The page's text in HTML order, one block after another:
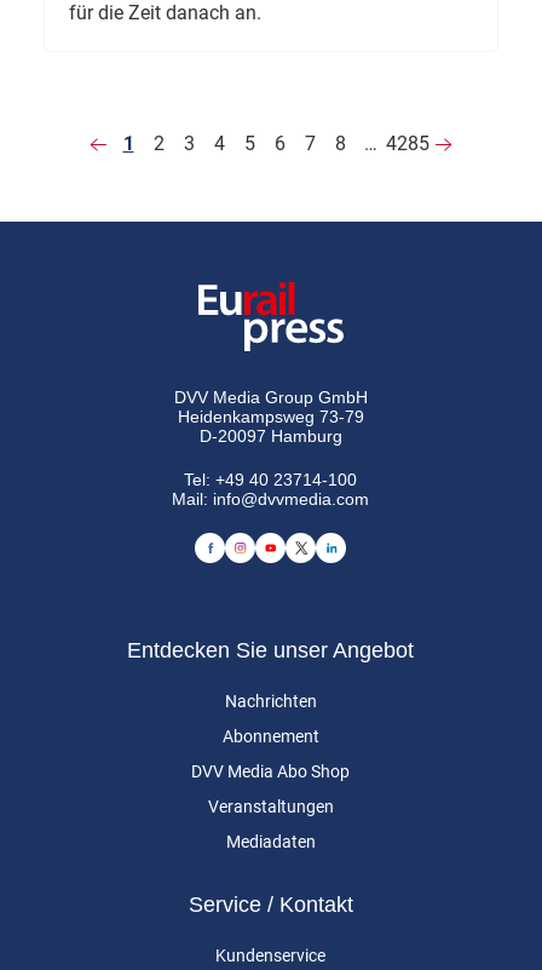
für die Zeit danach an.
1 2 3 4 5 6 7 8 … 4285
DVV Media Group GmbH
Heidenkampsweg 73-79
D-20097 Hamburg
Tel:+49 40 23714-100
Mail: info@dvvmedia.com
Entdecken Sie unser Angebot
Nachrichten
Abonnement
DVV Media Abo Shop
Veranstaltungen
Mediadaten
Service / Kontakt
Kundenservice